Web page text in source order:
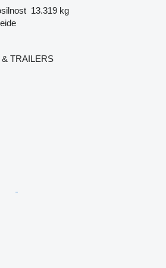
13.319 kg
TRAILERS